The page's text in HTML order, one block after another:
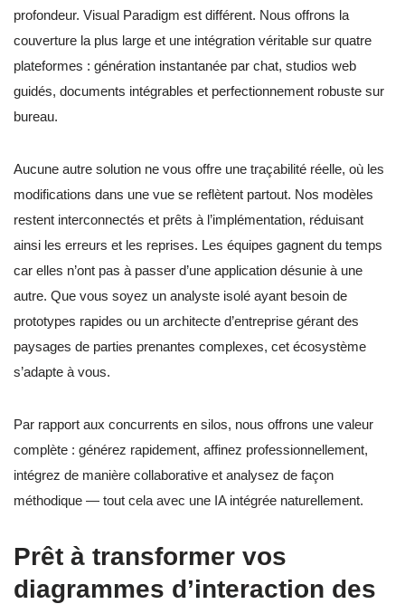
profondeur. Visual Paradigm est différent. Nous offrons la
couverture la plus large et une intégration véritable sur quatre
plateformes : génération instantanée par chat, studios web
guidés, documents intégrables et perfectionnement robuste sur
bureau.
Aucune autre solution ne vous offre une traçabilité réelle, où les
modifications dans une vue se reflètent partout. Nos modèles
restent interconnectés et prêts à l’implémentation, réduisant
ainsi les erreurs et les reprises. Les équipes gagnent du temps
car elles n’ont pas à passer d’une application désunie à une
autre. Que vous soyez un analyste isolé ayant besoin de
prototypes rapides ou un architecte d’entreprise gérant des
paysages de parties prenantes complexes, cet écosystème
s’adapte à vous.
Par rapport aux concurrents en silos, nous offrons une valeur
complète : générez rapidement, affinez professionnellement,
intégrez de manière collaborative et analysez de façon
méthodique — tout cela avec une IA intégrée naturellement.
Prêt à transformer vos
diagrammes d’interaction des